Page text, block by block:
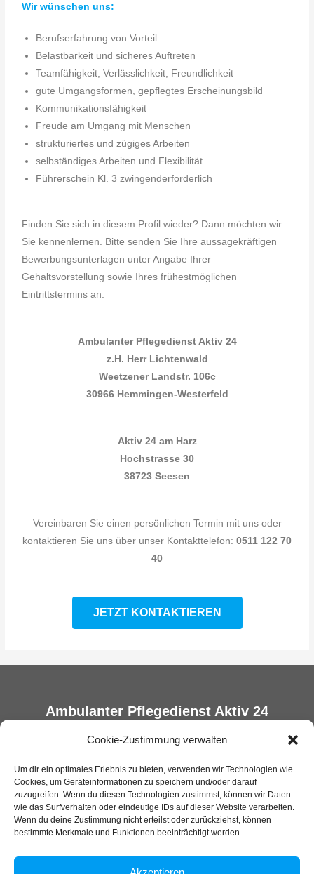
Cookie-Zustimmung verwalten
Um dir ein optimales Erlebnis zu bieten, verwenden wir Technologien wie
Cookies, um Geräteinformationen zu speichern und/oder darauf
zuzugreifen. Wenn du diesen Technologien zustimmst, können wir Daten
wie das Surfverhalten oder eindeutige IDs auf dieser Website verarbeiten.
Wenn du deine Zustimmung nicht erteilst oder zurückziehst, können
bestimmte Merkmale und Funktionen beeinträchtigt werden.
Wir wünschen uns:
Berufserfahrung von Vorteil
Belastbarkeit und sicheres Auftreten
Teamfähigkeit, Verlässlichkeit, Freundlichkeit
gute Umgangsformen, gepflegtes Erscheinungsbild
Kommunikationsfähigkeit
Freude am Umgang mit Menschen
strukturiertes und zügiges Arbeiten
selbständiges Arbeiten und Flexibilität
Führerschein Kl. 3 zwingenderforderlich
Finden Sie sich in diesem Profil wieder? Dann möchten wir
Sie kennenlernen. Bitte senden Sie Ihre aussagekräftigen
Bewerbungsunterlagen unter Angabe Ihrer
Gehaltsvorstellung sowie Ihres frühestmöglichen
Eintrittstermins an:
Ambulanter Pflegedienst Aktiv 24
z.H. Herr Lichtenwald
Weetzener Landstr. 106c
30966 Hemmingen-Westerfeld
Aktiv 24 am Harz
Hochstrasse 30
38723 Seesen
Vereinbaren Sie einen persönlichen Termin mit uns oder
kontaktieren Sie uns über unser Kontakttelefon: 0511 122 70
40
JETZT KONTAKTIEREN
Ambulanter Pflegedienst Aktiv 24
Impressum
Datenschutz
Cookie Richtlinie EU
0511 122 70 40
aktiv24kl@web.de